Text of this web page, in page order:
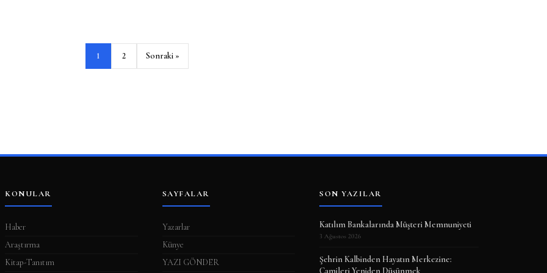
1 2 Sonraki »
KONULAR
Haber
Araştırma
Kitap-Tanıtım
SAYFALAR
Yazarlar
Künye
YAZI GÖNDER
SON YAZILAR
Katılım Bankalarında Müşteri Memnuniyeti
3 Ağustos 2026
Şehrin Kalbinden Hayatın Merkezine:
Camileri Yeniden Düşünmek